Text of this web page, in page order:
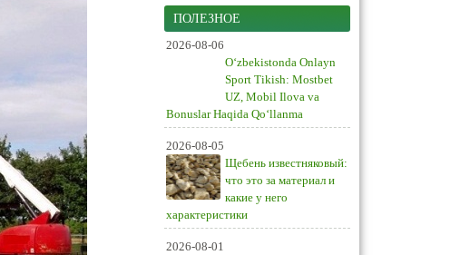
ПОЛЕЗНОЕ
2026-08-06
O‘zbekistonda Onlayn
Sport Tikish: Mostbet
UZ, Mobil Ilova va
Bonuslar Haqida Qo‘llanma
2026-08-05
Щебень известняковый:
что это за материал и
какие у него
характеристики
2026-08-01